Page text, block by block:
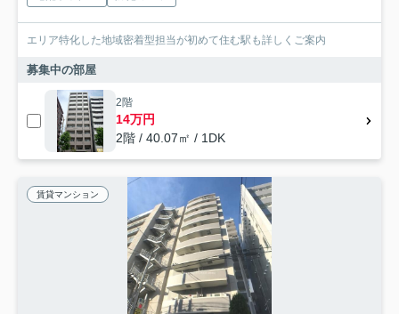
エリア特化した地域密着型担当が初めて住む駅も詳しくご案内
募集中の部屋
2階
14万円
2階 / 40.07㎡ / 1DK
賃貸マンション